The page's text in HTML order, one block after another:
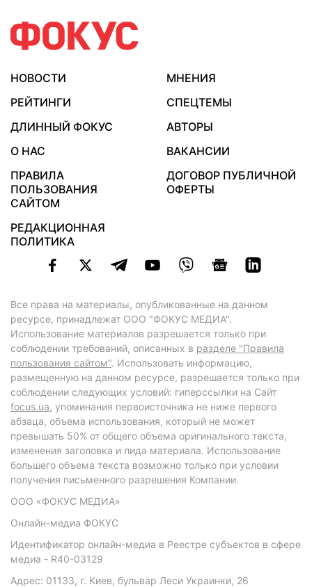
НОВОСТИ
МНЕНИЯ
РЕЙТИНГИ
СПЕЦТЕМЫ
ДЛИННЫЙ ФОКУС
АВТОРЫ
О НАС
ВАКАНСИИ
ПРАВИЛА
ПОЛЬЗОВАНИЯ
САЙТОМ
ДОГОВОР ПУБЛИЧНОЙ
ОФЕРТЫ
РЕДАКЦИОННАЯ
ПОЛИТИКА
Все права на материалы, опубликованные на данном
ресурсе, принадлежат ООО "ФОКУС МЕДИА".
Использование материалов разрешается только при
соблюдении требований, описанных в разделе "Правила
пользования сайтом". Использовать информацию,
размещенную на данном ресурсе, разрешается только при
соблюдении следующих условий: гиперссылки на Сайт
focus.ua, упоминания первоисточника не ниже первого
абзаца, объема использования, который не может
превышать 50% от общего объема оригинального текста,
изменения заголовка и лида материала. Использование
большего объема текста возможно только при условии
получения письменного разрешения Компании.
ООО «ФОКУС МЕДИА»
Онлайн-медиа ФОКУС
Идентификатор онлайн-медиа в Реестре субъектов в сфере
медиа - R40-03129
Адрес: 01133, г. Киев, бульвар Леси Украинки, 26